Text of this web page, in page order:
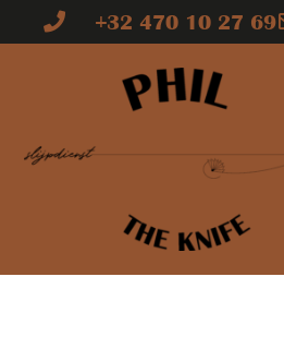
+32 470 10 27 69